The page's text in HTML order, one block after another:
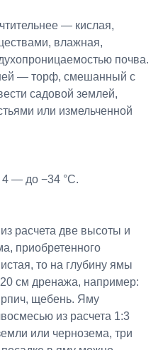
— кислая,
влажная,
почва.
— торф, смешанный с
садовой землей,
или измельченной
— до −34 °C.
расчета две высоты и
приобретенного
то на глубину ямы
см дренажа, например:
щебень. Яму
из расчета 1:3
или чернозема, три